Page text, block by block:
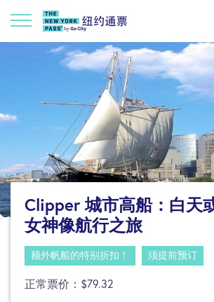
Clipper 城市高船：白天
女神像航行之旅
额外帆船的特别折扣！ 须提前预订
正常票价：$79.32